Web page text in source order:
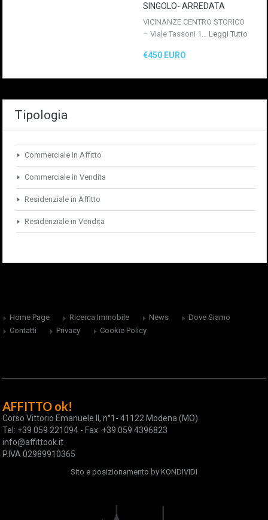
SINGOLO- ARREDATA
VICINANZE CENTRO STORICO
– Viale Tassoni 1… Leggi Tutto
€450 EURO
Tipologia
Commerciale in Affitto
Commerciale in Vendita
Residenziale in Affitto
Residenziale in Vendita
Home Page Ricerca Immobile News
Dove Siamo
Contatti
Privacy Cookie Policy
AFFITTO ok!
Corso Vittorio Emanuele II, n°1- 41122 Modena (MO)
Tel: +39 059 221094 - Fax: +39 059 4396823
info@affittook.it
P.IVA 02989910365
Sito e posizionamento by KONDIVIDI